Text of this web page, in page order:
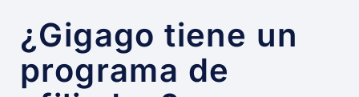
¿Gigago tiene un
programa de